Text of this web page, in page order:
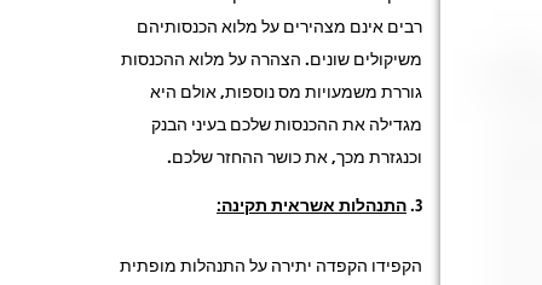
רבים אינם מצהירים על מלוא הכנסותיהם
משיקולים שונים. הצהרה על מלוא ההכנסות
גוררת משמעויות מס נוספות, אולם היא
מגדילה את ההכנסות שלכם בעיני הבנק
וכנגזרת מכך, את כושר ההחזר שלכם.
התנהלות אשראית תקינה:
הקפידו הקפדה יתירה על התנהלות מופתית